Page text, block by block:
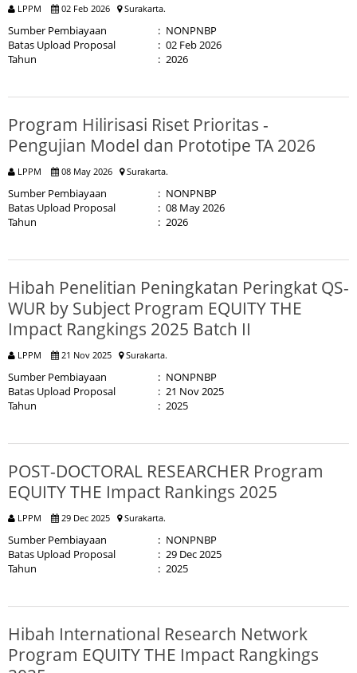
LPPM 02 Feb 2026 Surakarta.
Sumber Pembiayaan : NONPNBP
Batas Upload Proposal
: 02 Feb 2026
Tahun
: 2026
Program Hilirisasi Riset Prioritas -
Pengujian Model dan Prototipe TA 2026
LPPM 08 May 2026 Surakarta.
Sumber Pembiayaan : NONPNBP
Batas Upload Proposal
: 08 May 2026
Tahun
: 2026
Hibah Penelitian Peningkatan Peringkat QS-
WUR by Subject Program EQUITY THE
Impact Rangkings 2025 Batch II
LPPM 21 Nov 2025 Surakarta.
Sumber Pembiayaan : NONPNBP
Batas Upload Proposal
: 21 Nov 2025
Tahun
: 2025
POST-DOCTORAL RESEARCHER Program
EQUITY THE Impact Rankings 2025
LPPM 29 Dec 2025 Surakarta.
Sumber Pembiayaan : NONPNBP
Batas Upload Proposal
: 29 Dec 2025
Tahun
: 2025
Hibah International Research Network
Program EQUITY THE Impact Rangkings